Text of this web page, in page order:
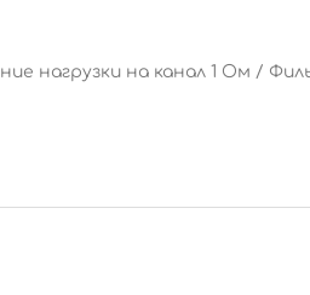
нагрузки на канал 1 Ом /